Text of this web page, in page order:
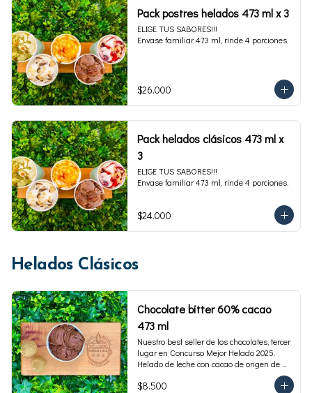
Pack postres helados 473 ml x 3
ELIGE TUS SABORES!!!
Envase familiar 473 ml, rinde 4 porciones.
$26.000
Pack helados clásicos 473 ml x
3
ELIGE TUS SABORES!!!
Envase familiar 473 ml, rinde 4 porciones.
$24.000
Helados Clásicos
Chocolate bitter 60% cacao
473 ml
Nuestro best seller de los chocolates, tercer
lugar en Concurso Mejor Helado 2025.
Helado de leche con cacao de origen de
intensidad al 60%. Envase familiar 473 ml,
rinde 4  porciones.
$8.500